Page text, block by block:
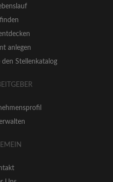
anlegen
Stellenkatalog